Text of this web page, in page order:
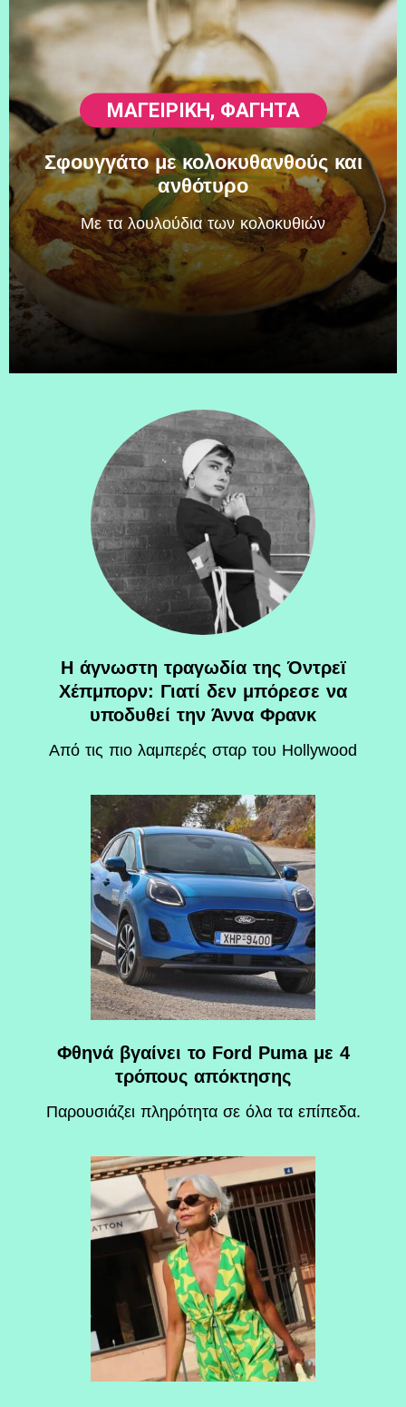
ΜΑΓΕΙΡΙΚΗ, ΦΑΓΗΤΆ
Σφουγγάτο με κολοκυθανθούς και
ανθότυρο
Mε τα λουλούδια των κολοκυθιών
Η άγνωστη τραγωδία της Όντρεϊ
Χέπμπορν: Γιατί δεν μπόρεσε να
υποδυθεί την Άννα Φρανκ
Aπό τις πιο λαμπερές σταρ του Hollywood
Φθηνά βγαίνει το Ford Puma με 4
τρόπους απόκτησης
Παρουσιάζει πληρότητα σε όλα τα επίπεδα.